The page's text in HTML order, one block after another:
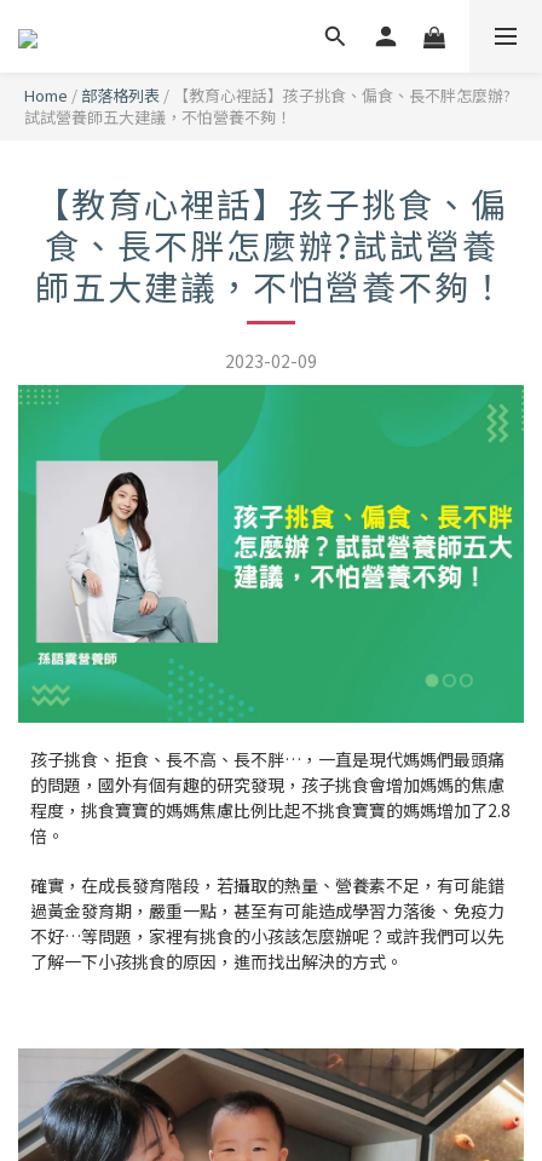
Home / 部落格列表 /
【教育心裡話】孩子挑食、偏食、長不胖怎麼辦?
試試營養師五大建議，不怕營養不夠！
【教育心裡話】孩子挑食、偏
食、長不胖怎麼辦?試試營養
師五大建議，不怕營養不夠！
2023-02-09
孩子挑食、拒食、長不高、長不胖…，一直是現代媽媽們最頭痛
的問題，國外有個有趣的研究發現，孩子挑食會增加媽媽的焦慮
程度，挑食寶寶的媽媽焦慮比例比起不挑食寶寶的媽媽增加了2.8
倍。
確實，在成長發育階段，若攝取的熱量、營養素不足，有可能錯
過黃金發育期，嚴重一點，甚至有可能造成學習力落後、免疫力
不好…等問題，家裡有挑食的小孩該怎麼辦呢？或許我們可以先
了解一下小孩挑食的原因，進而找出解決的方式。